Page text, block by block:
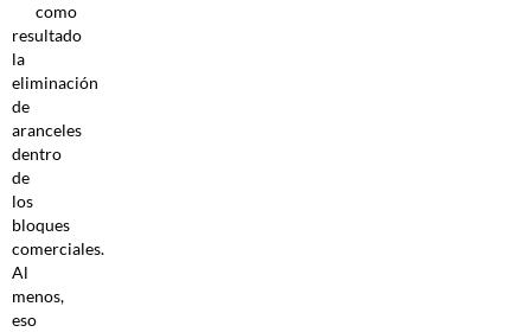
como
resultado
la
eliminación
de
aranceles
dentro
de
los
bloques
comerciales.
Al
menos,
eso